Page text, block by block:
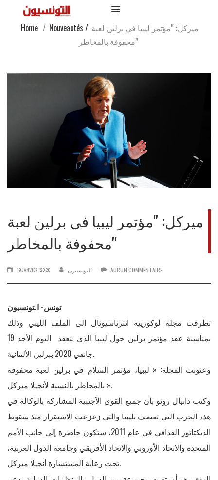
Home / Nouveautés / ميركل: "مؤتمر ليبيا في برلين لعبة
محفوفة بالمخاطر"
ميركل: "مؤتمر ليبيا في برلين لعبة
محفوفة بالمخاطر"
19 JANVIER، 2020 التونسيون AUCUN COMMENTAIRE
تونس- التونسيون
تطرقت مجلة لوكورييه انترناسيونال الى الملف الليبي وذلك
بمناسبة عقد مؤتمر برلين حول ليبيا الذي ينعقد اليوم الأحد 19
جانفي 2020 ببرلين الألمانية.
وعنونت المجلة: « ليبيا، مؤتمر السلام في برلين لعبة محفوفة
بالمخاطر بالنسبة لأنجيلا ميركل ».
وكتب دانيال رونو بأن جميع القوى الأجنبية المشاركة بالوكالة في
هذه الحرب التي تعصف بليبيا والتي زعزعت الاستقرار منذ سقوط
الديكتاتور القذافي في عام 2011، ستكون حاضرة إلى جانب الأمم
المتحدة والاتحاد الأوروبي والاتحاد الأفريقي وجامعة الدول العربية،
تحت رعاية المستشارة أنجيلا ميركل.